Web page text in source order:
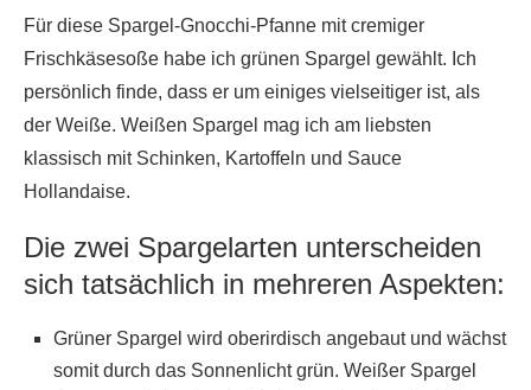
Für diese Spargel-Gnocchi-Pfanne mit cremiger
Frischkäsesoße habe ich grünen Spargel gewählt. Ich
persönlich finde, dass er um einiges vielseitiger ist, als
der Weiße. Weißen Spargel mag ich am liebsten
klassisch mit Schinken, Kartoffeln und Sauce
Hollandaise.
Die zwei Spargelarten unterscheiden
sich tatsächlich in mehreren Aspekten:
Grüner Spargel wird oberirdisch angebaut und wächst
somit durch das Sonnenlicht grün. Weißer Spargel